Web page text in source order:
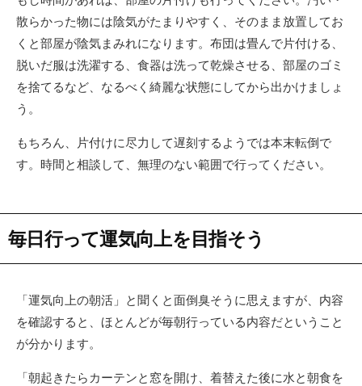
散らかった物には陰気がたまりやすく、そのまま放置してお
くと部屋が陰気まみれになります。布団は畳んで片付ける、
脱いだ服は洗濯する、食器は洗って乾燥させる、部屋のゴミ
を捨てるなど、なるべく綺麗な状態にしてから出かけましょ
う。
もちろん、片付けに尽力して遅刻するようでは本末転倒で
す。時間と相談して、無理のない範囲で行ってください。
毎日行って運気向上を目指そう
「運気向上の朝活」と聞くと面倒臭そうに思えますが、内容
を確認すると、ほとんどが毎朝行っている内容だということ
が分かります。
「朝起きたらカーテンと窓を開け、着替えた後に水と朝食を